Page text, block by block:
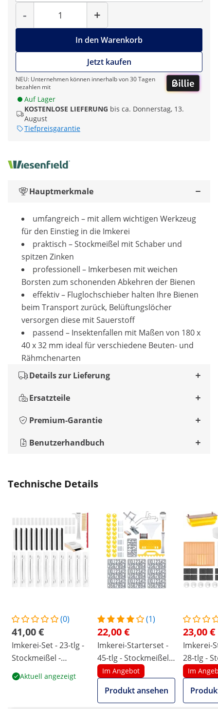
-
Menge
+
In den Warenkorb
Jetzt kaufen
NEU: Unternehmen können innerhalb von 30 Tagen
bezahlen mit
Auf Lager
KOSTENLOSE LIEFERUNG bis ca. Donnerstag, 13.
August
Tiefpreisgarantie
Hauptmerkmale
umfangreich – mit allem wichtigen Werkzeug
für den Einstieg in die Imkerei
praktisch – Stockmeißel mit Schaber und
spitzen Zinken
professionell – Imkerbesen mit weichen
Borsten zum schonenden Abkehren der Bienen
effektiv – Fluglochschieber halten Ihre Bienen
beim Transport zurück, Belüftungslöcher
versorgen diese mit Sauerstoff
passend – Insektenfallen mit Maßen von 180 x
40 x 32 mm ideal für verschiedene Beuten- und
Rähmchenarten
Details zur Lieferung
Ersatzteile
Premium-Garantie
Benutzerhandbuch
Technische Details
(0)
41,00 €
Imkerei-Set - 23-tlg -
Stockmeißel -
Imkerbesen -
Fluglochschieber -
Aktuell angezeigt
(1)
22,00 €
Imkerei-Starterset -
45-tlg - Stockmeißel -
Wabendraht -
Spanner -
Wandergurt - Ziffern
Im Angebot
Produkt ansehen
23,00 €
Imkerei-
28-tlg -
Im